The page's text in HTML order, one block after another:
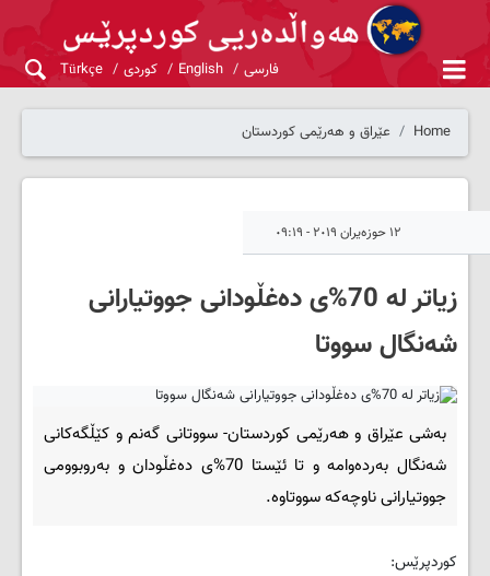
فارسی English کوردی Türkçe
Home عێراق و هەرێمی کوردستان
١٢ حوزەیران ٢٠١٩ - ٠٩:١٩
زیاتر له‌ 70%ی ده‌غڵودانی جووتیارانی
شه‌نگال سووتا
به‌شی عێراق و هه‌رێمی کوردستان- سووتانی گه‌نم و کێڵگه‌کانی
شه‌نگال به‌رده‌وامه‌ و تا ئێستا 70%ی ده‌غڵودان و به‌روبوومی
جووتیارانی ناوچه‌که‌ سووتاوه‌.
کوردپرێس: